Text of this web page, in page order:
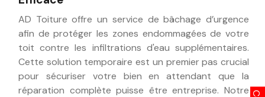
AD Toiture offre un service de bâchage d’urgence
afin de protéger les zones endommagées de votre
toit contre les infiltrations d'eau supplémentaires.
Cette solution temporaire est un premier pas crucial
pour sécuriser votre bien en attendant que la
réparation complète puisse être entreprise. Notre